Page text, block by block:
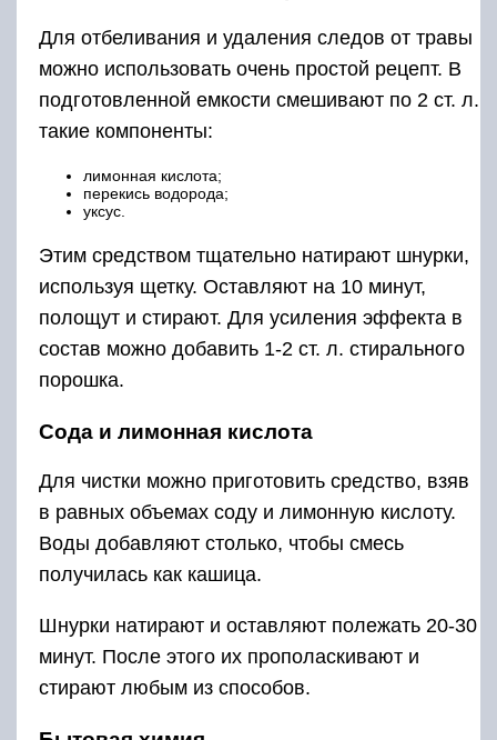
Для отбеливания и удаления следов от травы
можно использовать очень простой рецепт. В
подготовленной емкости смешивают по 2 ст. л.
такие компоненты:
лимонная кислота;
перекись водорода;
уксус.
Этим средством тщательно натирают шнурки,
используя щетку. Оставляют на 10 минут,
полощут и стирают. Для усиления эффекта в
состав можно добавить 1-2 ст. л. стирального
порошка.
Сода и лимонная кислота
Для чистки можно приготовить средство, взяв
в равных объемах соду и лимонную кислоту.
Воды добавляют столько, чтобы смесь
получилась как кашица.
Шнурки натирают и оставляют полежать 20-30
минут. После этого их прополаскивают и
стирают любым из способов.